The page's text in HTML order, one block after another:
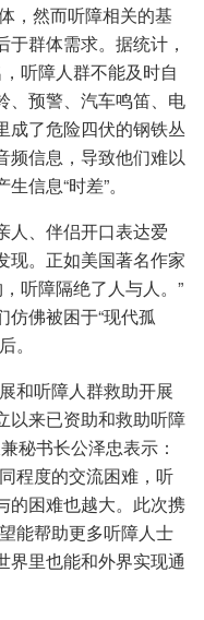
，然而听障相关的基
群体需求。据统计，
听障人群不能及时自
、预警、汽车鸣笛、电
成了危险四伏的钢铁丛
频信息，导致他们难以
信息“时差”。
人、伴侣开口表达爱
现。正如美国著名作家
听障隔绝了人与人。”
佛被困于“现代孤
。
和听障人群救助开展
以来已资助和救助听障
秘书长公泽忠表示：
程度的交流困难，听
的困难也越大。此次携
能帮助更多听障人士
界里也能和外界实现通